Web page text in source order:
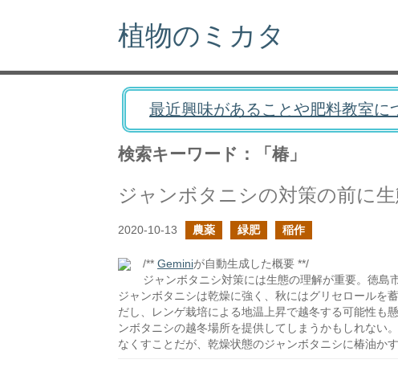
植物のミカタ
最近興味があることや肥料教室
検索キーワード：「椿」
ジャンボタニシの対策の前に生
2020-10-13 農薬 緑肥 稲作
/** Geminiが自動生成した概要 **/
ジャンボタニシ対策には生態の理解が重要。徳島
ジャンボタニシは乾燥に強く、秋にはグリセロールを
だし、レンゲ栽培による地温上昇で越冬する可能性も
ンボタニシの越冬場所を提供してしまうかもしれない
なくすことだが、乾燥状態のジャンボタニシに椿油か